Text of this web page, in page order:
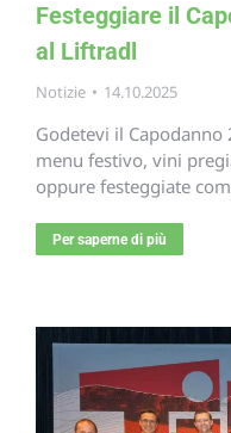
Festeggiare il
al Liftradl
Notizie 14.10.2025
Godetevi il
menu festivo, vini
oppure festeggiate
Per saperne di più